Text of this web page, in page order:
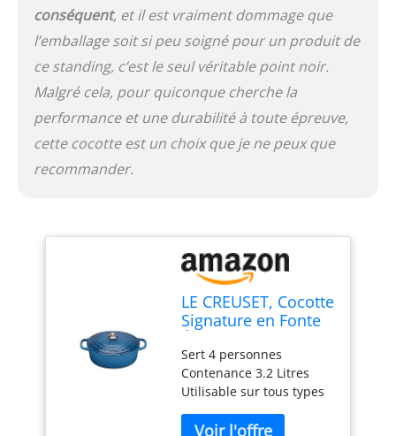
résister aux affres du
temps (salissures,
ternissement, rayures). Il
ne s’altère pas sous
l’action des acides
alimentaires, résiste
thermiques et se nettoie
éditions. Plus adaptées,
elles sont un gage de
sécurité en cuisine. Plus
stylisé et ajusté, le
couvercle permet une
meilleure hydratation du
plat et une meilleure
conservation des arômes.
En son centre trône un
nouveau bouton en acier
conséquent, et il est vraiment dommage que
l’emballage soit si peu soigné pour un produit de
ce standing, c’est le seul véritable point noir.
Malgré cela, pour quiconque cherche la
performance et une durabilité à toute épreuve,
cette cocotte est un choix que je ne peux que
recommander.
LE CREUSET, Cocotte
Signature en Fonte
Couvercle, Ø 25 cm,
Ovale, Compatible
avec Toutes Sources
de Chaleur
(Induction Incluse),
Sert 4 personnes
Contenance 3.2 Litres
Utilisable sur tous types
de feux, y compris
l'induction Fabriqué en